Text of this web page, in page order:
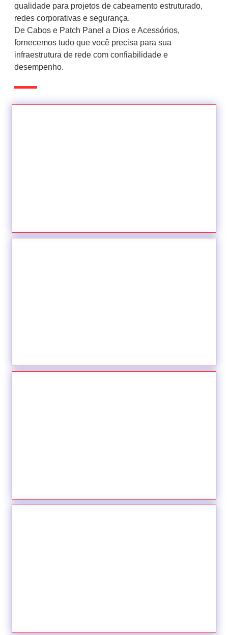
qualidade para projetos de cabeamento estruturado,
redes corporativas e segurança.
De Cabos e Patch Panel a Dios e Acessórios,
fornecemos tudo que você precisa para sua
infraestrutura de rede com confiabilidade e
desempenho.